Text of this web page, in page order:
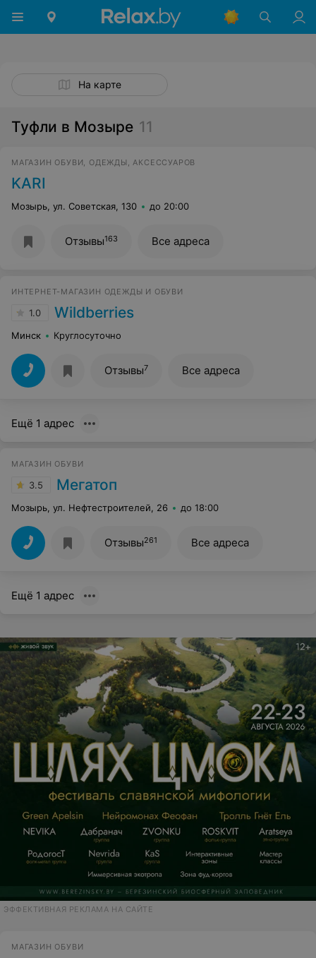
На карте
Туфли в Мозыре 11
МАГАЗИН ОБУВИ, ОДЕЖДЫ, АКСЕССУАРОВ
KARI
Мозырь, ул. Советская, 130 до 20:00
Отзывы163 Все адреса
ИНТЕРНЕТ-МАГАЗИН ОДЕЖДЫ И ОБУВИ
1.0 Wildberries
Минск Круглосуточно
Отзывы7 Все адреса
Ещё 1 адрес
МАГАЗИН ОБУВИ
3.5 Мегатоп
Мозырь, ул. Нефтестроителей, 26 до 18:00
Отзывы261 Все адреса
Ещё 1 адрес
ЭФФЕКТИВНАЯ РЕКЛАМА НА САЙТЕ
МАГАЗИН ОБУВИ